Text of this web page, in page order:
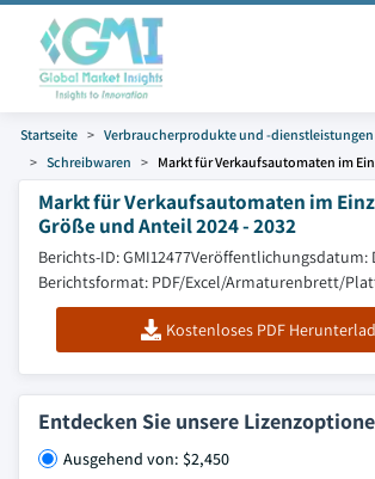
Startseite Verbraucherprodukte und -dienstleistungen
Schreibwaren
Markt für Verkaufsautomaten im
Markt für Verkaufsautomaten im
Größe und Anteil 2024 - 2032
Berichts-ID: GMI12477Veröffentlichungsdatum:
Berichtsformat: PDF/Excel/Armaturenbrett/
Kostenloses PDF
Entdecken Sie unsere
Ausgehend von: $2,450